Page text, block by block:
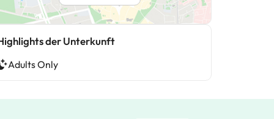
der Unterkunft
Adults Only